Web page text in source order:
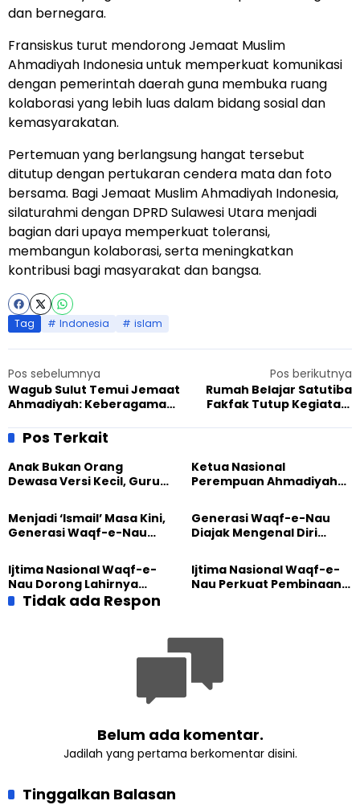
dan bernegara.
Fransiskus turut mendorong Jemaat Muslim
Ahmadiyah Indonesia untuk memperkuat komunikasi
dengan pemerintah daerah guna membuka ruang
kolaborasi yang lebih luas dalam bidang sosial dan
kemasyarakatan.
Pertemuan yang berlangsung hangat tersebut
ditutup dengan pertukaran cendera mata dan foto
bersama. Bagi Jemaat Muslim Ahmadiyah Indonesia,
silaturahmi dengan DPRD Sulawesi Utara menjadi
bagian dari upaya memperkuat toleransi,
membangun kolaborasi, serta meningkatkan
kontribusi bagi masyarakat dan bangsa.
Tag Indonesia islam
Pos sebelumnya
Wagub Sulut Temui Jemaat
Ahmadiyah: Keberagaman
Kekuatan
Pos berikutnya
Rumah Belajar Satutiba
Fakfak Tutup Kegiatan,
Pos Terkait
Anak Bukan Orang
Dewasa Versi Kecil, Guru
Pendidikan BERLIAN
Ketua Nasional
Perempuan Ahmadiyah
Besar Universitas
Terbuka
Menjadi ‘Ismail’ Masa Kini,
Generasi Waqf-e-Nau
Pengabdian
Generasi Waqf-e-Nau
Diajak Mengenal Diri
Dunia
Ijtima Nasional Waqf-e-
Nau Dorong Lahirnya
Generasi Pengkhidmat
Ijtima Nasional Waqf-e-
Nau Perkuat Pembinaan
Tidak ada Respon
Belum ada komentar.
Jadilah yang pertama berkomentar disini.
Tinggalkan Balasan